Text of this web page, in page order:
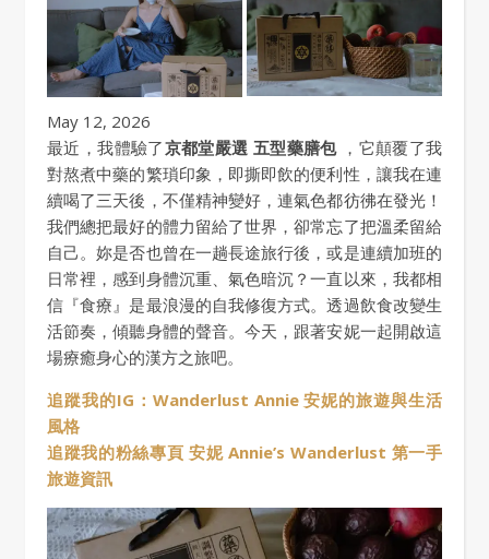
May 12, 2026
最近，我體驗了京都堂嚴選 五型藥膳包，它顛覆了我
對熬煮中藥的繁瑣印象，即撕即飲的便利性，讓我在連
續喝了三天後，不僅精神變好，連氣色都彷彿在發光！
我們總把最好的體力留給了世界，卻常忘了把溫柔留給
自己。妳是否也曾在一趟長途旅行後，或是連續加班的
日常裡，感到身體沉重、氣色暗沉？一直以來，我都相
信『食療』是最浪漫的自我修復方式。透過飲食改變生
活節奏，傾聽身體的聲音。今天，跟著安妮一起開啟這
場療癒身心的漢方之旅吧。
追蹤我的IG：Wanderlust Annie 安妮的旅遊與生活
風格
追蹤我的粉絲專頁 安妮 Annie’s Wanderlust 第一手
旅遊資訊